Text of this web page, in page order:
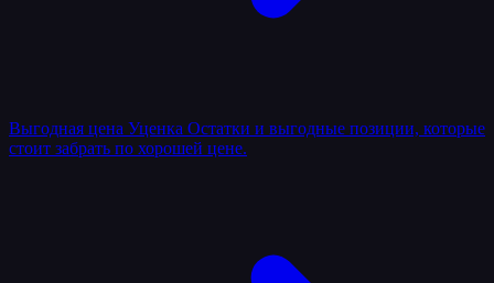
Выгодная цена Уценка Остатки и выгодные позиции, которые
стоит забрать по хорошей цене.